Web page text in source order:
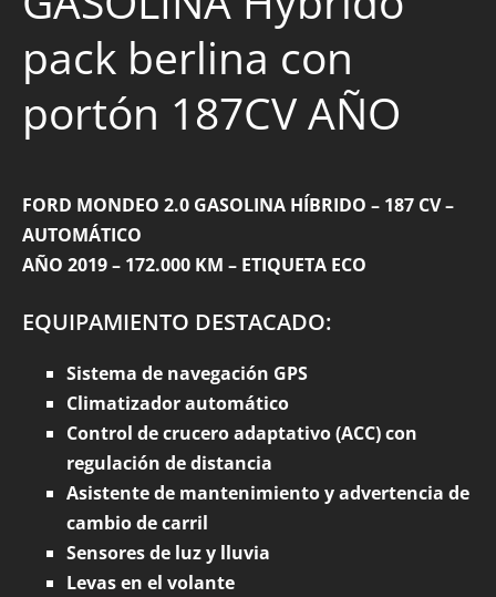
pack berlina con
portón 187CV AÑO
FORD MONDEO 2.0 GASOLINA HÍBRIDO – 187 CV –
AUTOMÁTICO
AÑO 2019 – 172.000 KM – ETIQUETA ECO
EQUIPAMIENTO DESTACADO:
Sistema de navegación GPS
Climatizador automático
Control de crucero adaptativo (ACC) con
regulación de distancia
Asistente de mantenimiento y advertencia de
cambio de carril
Sensores de luz y lluvia
Levas en el volante